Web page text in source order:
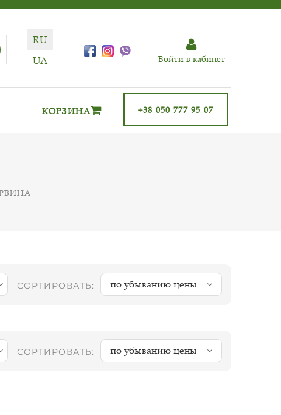
RU
UA
Войти в кабинет
+38 050 777 95 07
КОРЗИНА
СОРТИРОВАТЬ: по убыванию цены
СОРТИРОВАТЬ: по убыванию цены